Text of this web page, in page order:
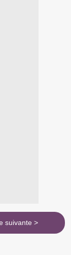
suivante >